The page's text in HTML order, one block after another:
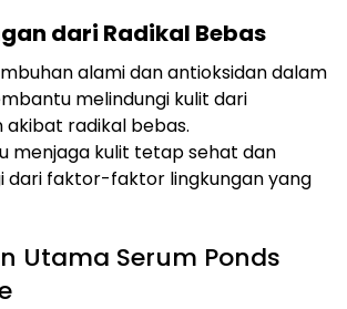
dari Radikal Bebas
alami dan antioksidan dalam
melindungi kulit dari
akibat radikal bebas.
menjaga kulit tetap sehat dan
dari faktor-faktor lingkungan yang
Utama Serum Ponds